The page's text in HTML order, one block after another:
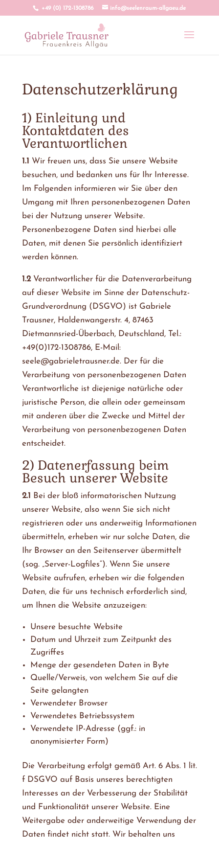
+49 (0) 172-1308786 info@seelenraum-allgaeu.de
Datenschutzerklärung
1) Einleitung und
Kontaktdaten des
Verantwortlichen
1.1 Wir freuen uns, dass Sie unsere Website
besuchen, und bedanken uns für Ihr Interesse.
Im Folgenden informieren wir Sie über den
Umgang mit Ihren personenbezogenen Daten
bei der Nutzung unserer Website.
Personenbezogene Daten sind hierbei alle
Daten, mit denen Sie persönlich identifiziert
werden können.
1.2Verantwortlicher für die Datenverarbeitung
auf dieser Website im Sinne der Datenschutz-
Grundverordnung (DSGVO) ist Gabriele
Trausner, Haldenwangerstr. 4, 87463
Dietmannsried-Überbach, Deutschland, Tel.:
+49(0)172-1308786, E-Mail:
seele@gabrieletrausner.de. Der für die
Verarbeitung von personenbezogenen Daten
Verantwortliche ist diejenige natürliche oder
juristische Person, die allein oder gemeinsam
mit anderen über die Zwecke und Mittel der
Verarbeitung von personenbezogenen Daten
entscheidet.
2) Datenerfassung beim
Besuch unserer Website
2.1
Bei der bloß informatorischen Nutzung
unserer Website, also wenn Sie sich nicht
registrieren oder uns anderweitig Informationen
übermitteln, erheben wir nur solche Daten, die
Ihr Browser an den Seitenserver übermittelt
(sog. „Server-Logfiles“). Wenn Sie unsere
Website aufrufen, erheben wir die folgenden
Daten, die für uns technisch erforderlich sind,
um Ihnen die Website anzuzeigen:
Unsere besuchte Website
Datum und Uhrzeit zum Zeitpunkt des
Zugriffes
Menge der gesendeten Daten in Byte
Quelle/Verweis, von welchem Sie auf die
Seite gelangten
Verwendeter Browser
Verwendetes Betriebssystem
Verwendete IP-Adresse (ggf.: in
anonymisierter Form)
Die Verarbeitung erfolgt gemäß Art. 6 Abs. 1 lit.
f DSGVO auf Basis unseres berechtigten
Interesses an der Verbesserung der Stabilität
und Funktionalität unserer Website. Eine
Weitergabe oder anderweitige Verwendung der
Daten findet nicht statt. Wir behalten uns